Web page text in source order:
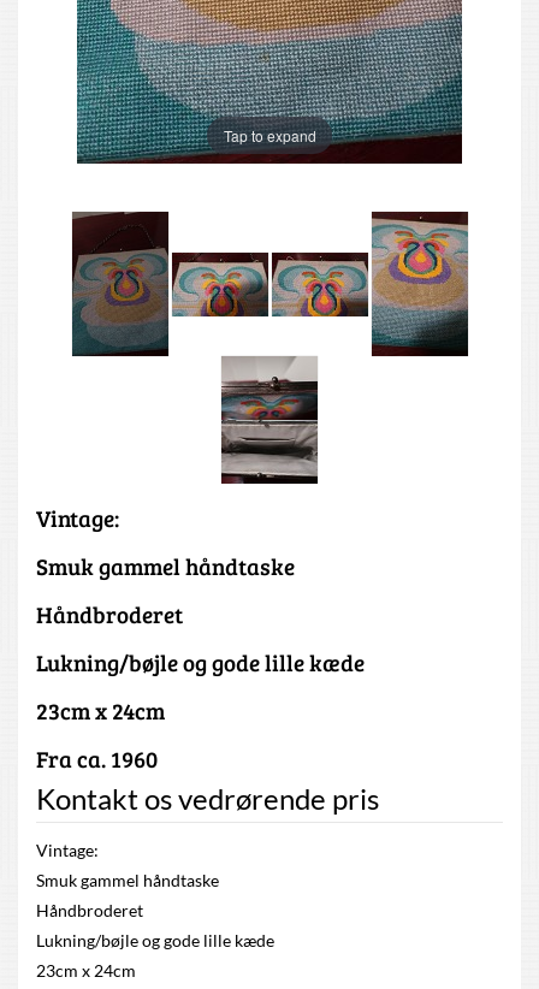
Tap to expand
Vintage:
Smuk gammel håndtaske
Håndbroderet
Lukning/bøjle og gode lille kæde
23cm x 24cm
Fra ca. 1960
Kontakt os vedrørende pris
Vintage:
Smuk gammel håndtaske
Håndbroderet
Lukning/bøjle og gode lille kæde
23cm x 24cm